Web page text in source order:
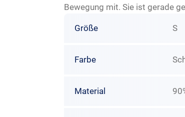
Bewegung mit. Sie ist gerade
Größe S
Farbe
Material